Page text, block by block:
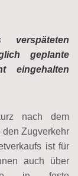
geplante
eingehalten
nach dem
Zugverkehr
ist für
auch über